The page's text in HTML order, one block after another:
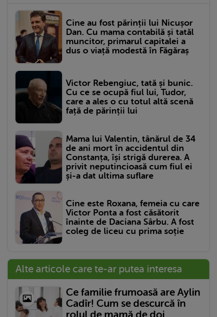
Cine au fost părinții lui Nicușor
Dan. Cu mama contabilă și tatăl
muncitor, primarul capitalei a
dus o viață modestă în Făgăraș
Victor Rebengiuc, tată și bunic.
Cu ce se ocupă fiul lui, Tudor,
care a ales o cu totul altă scenă
față de părinții lui
Mama lui Valentin, tânărul de 34
de ani mort în accidentul din
Constanța, își strigă durerea. A
privit neputincioasă cum fiul ei
și-a dat ultima suflare
Cine este Roxana, femeia cu care
Victor Ponta a fost căsătorit
înainte de Daciana Sârbu. A fost
coleg de liceu cu prima soție
Alte articole care te-ar putea interesa
Ce familie frumoasă are Aylin
Cadîr! Cum se descurcă în
rolul de mamă de doi